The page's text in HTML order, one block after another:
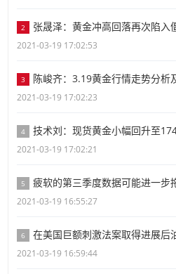
2 张晟泽：黄金冲高回落再次陷入
2021-03-19 17:02:53
3 陈峻齐：3.19黄金行情走势分析
2021-03-19 17:02:23
4 技术刘：现货黄金小幅回升至
2021-03-19 17:02:21
5 疲软的第三季度数据可能进一步
2021-03-19 16:55:27
6 在美国巨额刺激法案取得进展后
2021-03-19 16:59:44